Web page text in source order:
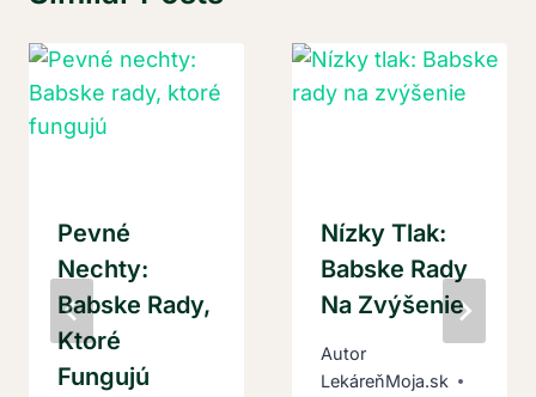
Pevné
Nechty:
Babske Rady,
Ktoré
Fungujú
Nízky Tlak:
Babske Rady
Na Zvýšenie
Autor
LekáreňMoja.sk